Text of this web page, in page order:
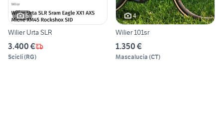
6
Wilier Urta SLR
3.400 €
Scicli(RG)
4
Wilier 101sr
1.350 €
Mascalucia (CT)